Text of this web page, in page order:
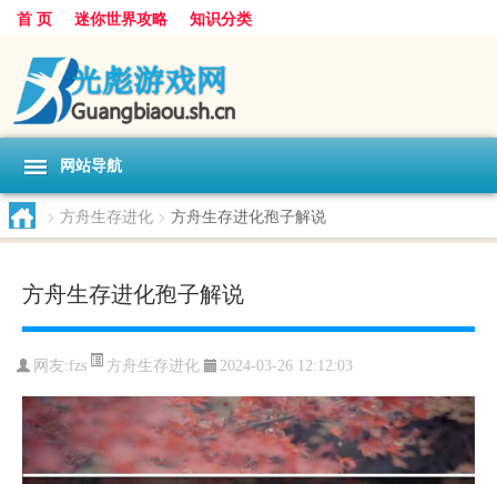
首 页 迷你世界攻略 知识分类
网站导航
> 方舟生存进化 > 方舟生存进化孢子解说
方舟生存进化孢子解说
网友:fzs 方舟生存进化 2024-03-26 12:12:03